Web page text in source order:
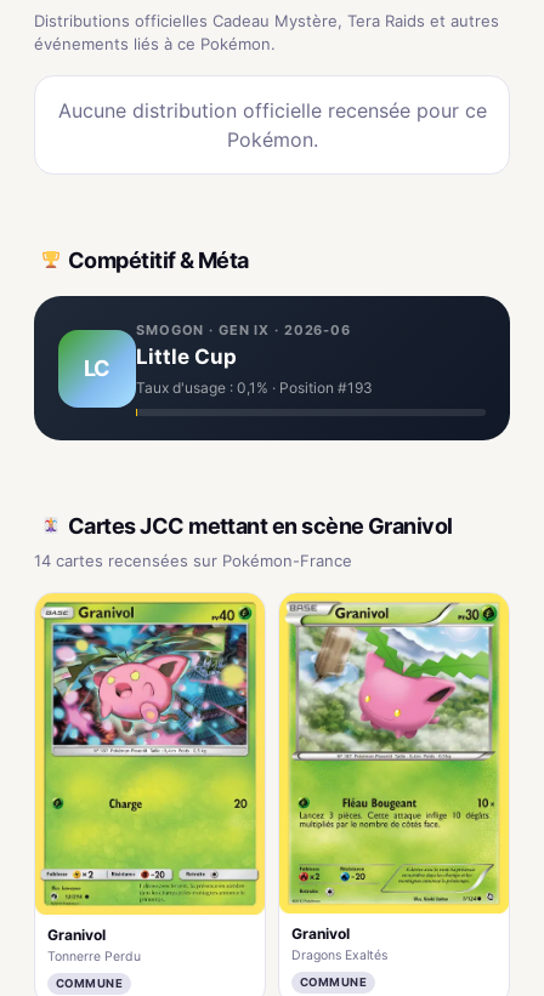
Distributions officielles Cadeau Mystère, Tera Raids et autres
événements liés à ce Pokémon.
Aucune distribution officielle recensée pour ce
Pokémon.
Compétitif & Méta
LC
SMOGON · GEN IX · 2026-06
Little Cup
Taux d'usage : 0,1% · Position #193
Cartes JCC mettant en scène Granivol
14 cartes recensées sur Pokémon-France
Granivol
Tonnerre Perdu
COMMUNE
Granivol
Dragons Exaltés
COMMUNE